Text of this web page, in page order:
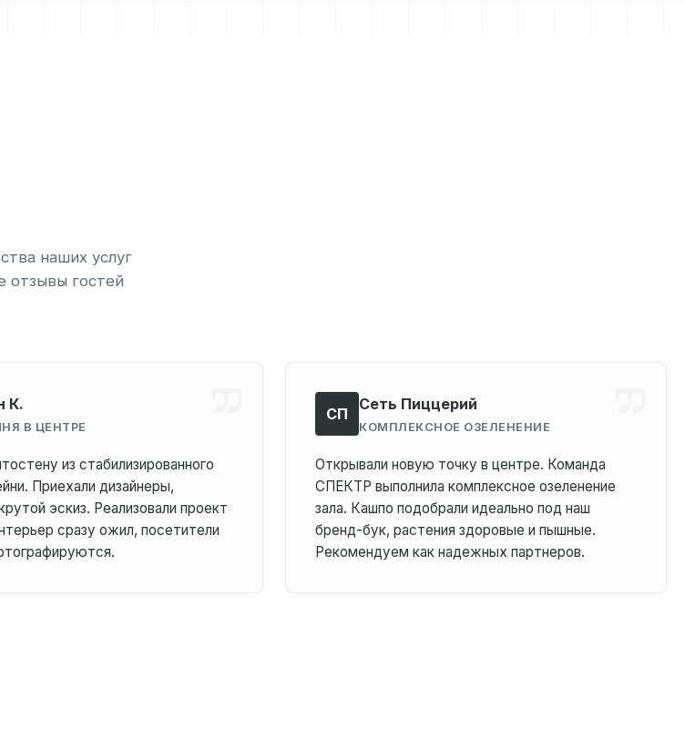
наших услуг
отзывы гостей
К.
В ЦЕНТРЕ
из стабилизированного
Приехали дизайнеры,
эскиз. Реализовали проект
сразу ожил, посетители
СП
Сеть Пиццерий
КОМПЛЕКСНОЕ ОЗЕЛЕНЕНИЕ
Открывали новую точку в центре. Команда
СПЕКТР выполнила комплексное озеленение
зала. Кашпо подобрали идеально под наш
бренд-бук, растения здоровые и пышные.
Рекомендуем как надежных партнеров.